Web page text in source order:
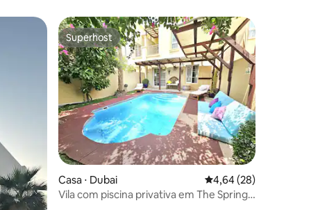
Superhost
Superhost
Casa ⋅ Dubai 4,64 de uma
4,64 (28)
Vila com piscina privativa em The Springs